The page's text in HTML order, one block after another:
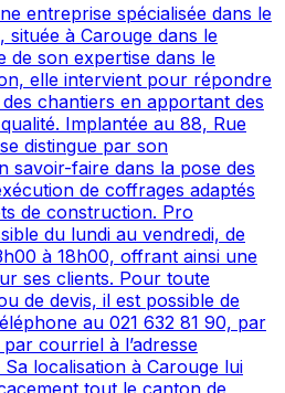
entreprise spécialisée dans le
à Carouge dans le
de son expertise dans le
elle intervient pour répondre
chantiers en apportant des
Implantée au 88, Rue
distingue par son
savoir-faire dans la pose des
de coffrages adaptés
de construction. Pro
du lundi au vendredi, de
à 18h00, offrant ainsi une
ses clients. Pour toute
de devis, il est possible de
au 021 632 81 90, par
courriel à l’adresse
localisation à Carouge lui
tout le canton de